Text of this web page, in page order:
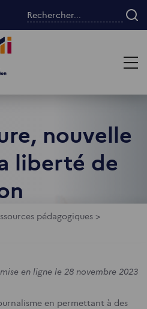
Rechercher...
nouvelle
liberté de
pédagogiques >
en ligne le 28 novembre 2023
en permettant à des